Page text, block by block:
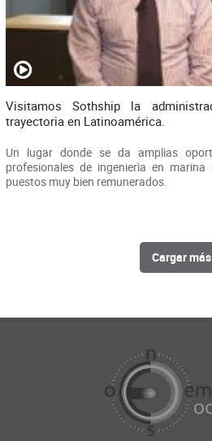
Visitamos Sothship la
trayectoria en Latinoamérica.
Un lugar donde se da amplias
profesionales de ingenierìa en
puestos muy bien remunerados.
Cargar más